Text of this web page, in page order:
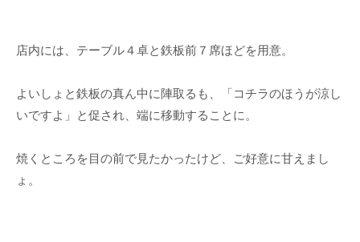
店内には、テーブル４卓と鉄板前７席ほどを用意。
よいしょと鉄板の真ん中に陣取るも、「コチラのほうが涼し
いですよ」と促され、端に移動することに。
焼くところを目の前で見たかったけど、ご好意に甘えまし
ょ。